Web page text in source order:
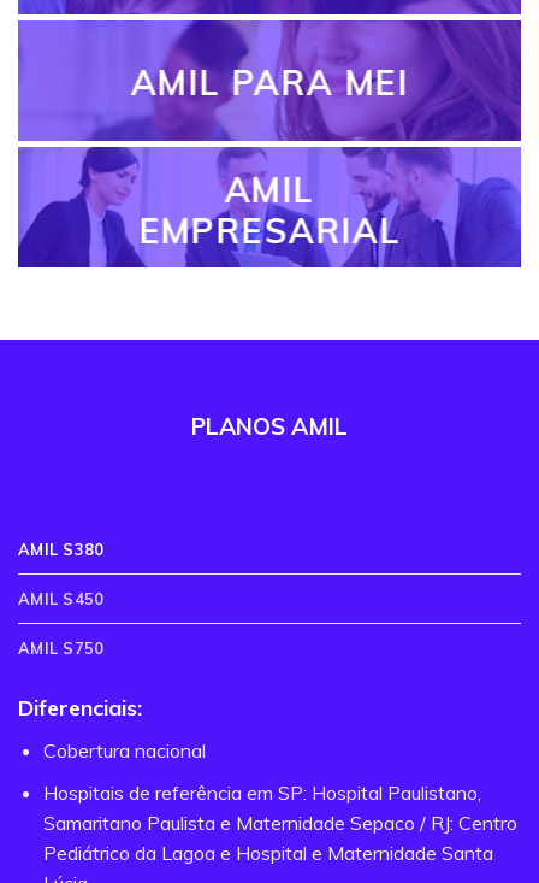
AMIL PARA MEI
AMIL
EMPRESARIAL
PLANOS AMIL
AMIL S380
AMIL S450
AMIL S750
Diferenciais:
Cobertura nacional
Hospitais de referência em SP: Hospital Paulistano,
Samaritano Paulista e Maternidade Sepaco / RJ: Centro
Pediátrico da Lagoa e Hospital e Maternidade Santa